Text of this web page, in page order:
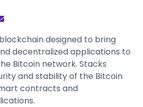
designed to bring
decentralized applications to
Bitcoin network. Stacks
and stability of the Bitcoin
contracts and